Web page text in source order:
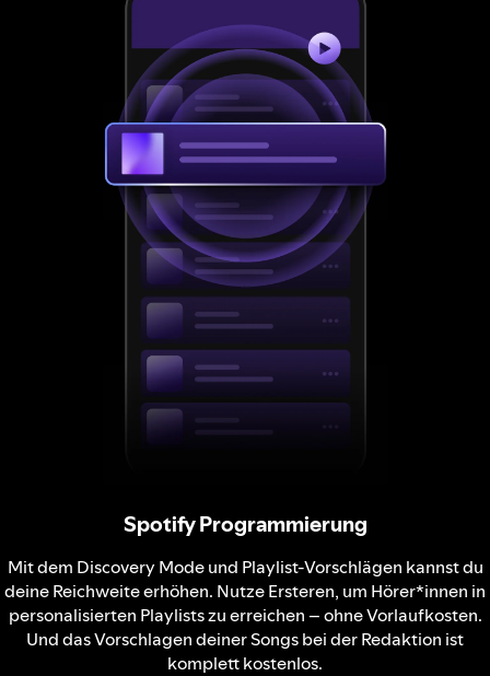
Spotify Programmierung
Mit dem Discovery Mode und Playlist-Vorschlägen kannst du
deine Reichweite erhöhen. Nutze Ersteren, um Hörer*innen in
personalisierten Playlists zu erreichen – ohne Vorlaufkosten.
Und das Vorschlagen deiner Songs bei der Redaktion ist
komplett kostenlos.